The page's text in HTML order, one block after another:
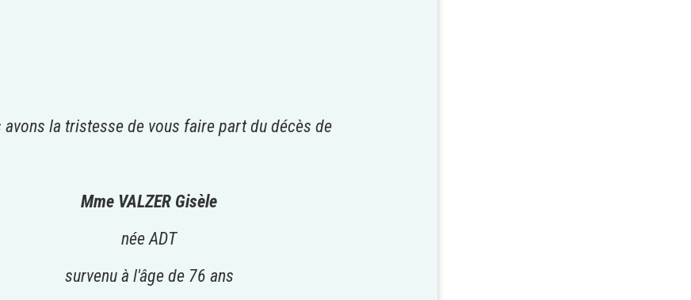
avons la tristesse de vous faire part du décès de
Mme VALZER Gisèle
née ADT
survenu à l'âge de 76 ans